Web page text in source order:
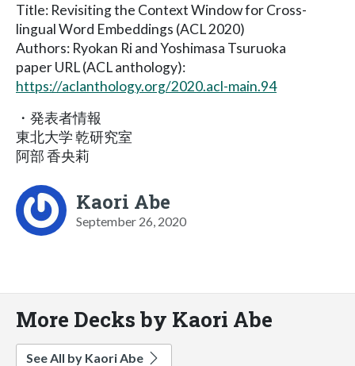
Title: Revisiting the Context Window for Cross-
lingual Word Embeddings (ACL 2020)
Authors: Ryokan Ri and Yoshimasa Tsuruoka
paper URL (ACL anthology):
https://aclanthology.org/2020.acl-main.94
・発表者情報
東北大学 乾研究室
阿部 香央莉
Kaori Abe
September 26, 2020
More Decks by Kaori Abe
See All by Kaori Abe